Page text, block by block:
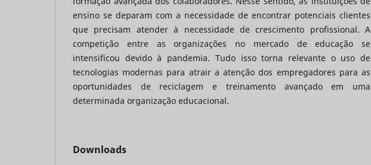
ensino se deparam com a necessidade de encontrar potenciais clientes
que precisam atender à necessidade de crescimento profissional. A
competição entre as organizações no mercado de educação se
intensificou devido à pandemia. Tudo isso torna relevante o uso de
tecnologias modernas para atrair a atenção dos empregadores para as
oportunidades de reciclagem e treinamento avançado em uma
determinada organização educacional.
Downloads